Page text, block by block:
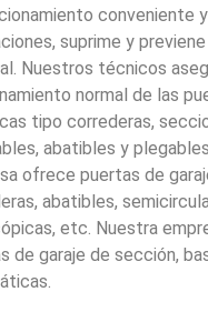
conveniente
suprime y
Nuestros técnicos
normal de las
tipo correderas,
abatibles y
ofrece puertas de
abatibles,
etc. Nuestra
de garaje de sección,